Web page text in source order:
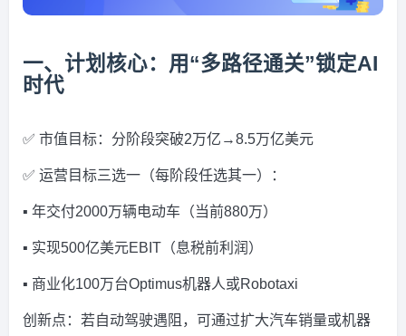
一、计划核心：用“多路径通关”锁定AI
时代
✅ 市值目标：分阶段突破2万亿→8.5万亿美元
✅ 运营目标三选一（每阶段任选其一）：
▪️ 年交付2000万辆电动车（当前880万）
▪️ 实现500亿美元EBIT（息税前利润）
▪️ 商业化100万台Optimus机器人或Robotaxi
创新点：若自动驾驶遇阻，可通过扩大汽车销量或机器